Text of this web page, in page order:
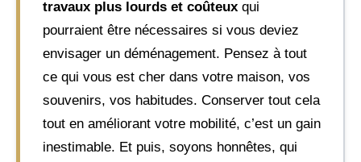
travaux plus lourds et coûteux qui
pourraient être nécessaires si vous deviez
envisager un déménagement. Pensez à tout
ce qui vous est cher dans votre maison, vos
souvenirs, vos habitudes. Conserver tout cela
tout en améliorant votre mobilité, c’est un gain
inestimable. Et puis, soyons honnêtes, qui